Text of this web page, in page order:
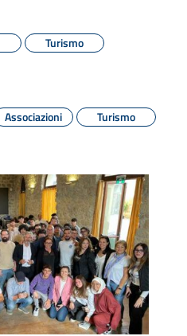
Turismo
Associazioni Turismo